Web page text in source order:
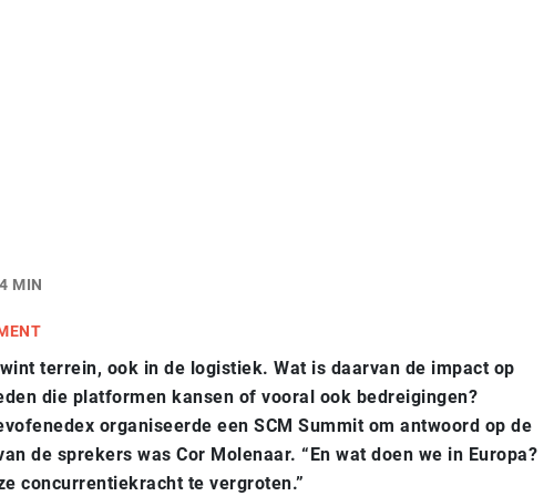
4 MIN
terrein, ook in de logistiek. Wat is daarvan de impact op
die platformen kansen of vooral ook bedreigingen?
organiseerde een SCM Summit om antwoord op de
de sprekers was Cor Molenaar. “En wat doen we in Europa?
concurrentiekracht te vergroten.”